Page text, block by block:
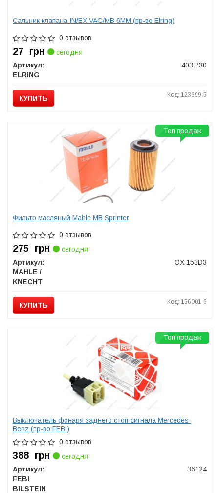
Сальник клапана IN/EX VAG/MB 6MM (пр-во Elring)
0 отзывов
27 грн
сегодня
Артикул:
403.730
ELRING
КУПИТЬ Код: 123699-5
Фильтр масляный Mahle MB Sprinter
0 отзывов
275 грн
сегодня
Артикул:
OX 153D3
MAHLE /
KNECHT
КУПИТЬ Код: 156001-6
Топ продаж
Выключатель фонаря заднего стоп-сигнала Mercedes-
Benz (пр-во FEBI)
0 отзывов
388 грн
сегодня
Артикул:
36124
FEBI
BILSTEIN
Топ продаж